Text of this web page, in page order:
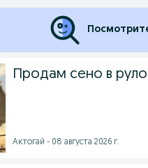
Продам сено в
Актогай - 08 августа 2026 г.